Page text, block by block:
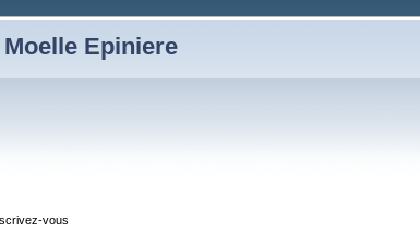
Epiniere
vous